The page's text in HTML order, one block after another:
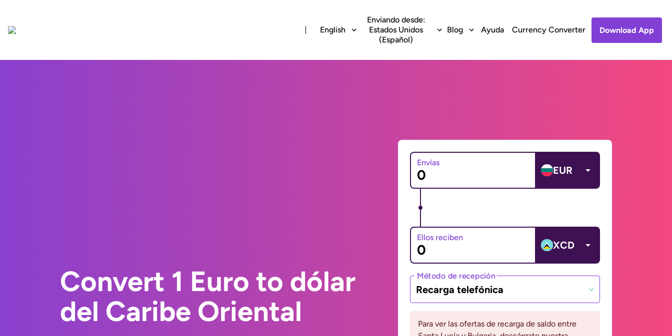
English
Enviando desde:
Estados Unidos
(Español)
Blog Ayuda Currency Converter Download App
Convert 1 Euro to dólar
del Caribe Oriental
Envías
EUR
Ellos reciben
XCD
Método de recepción
Recarga telefónica
Para ver las ofertas de recarga de saldo entre